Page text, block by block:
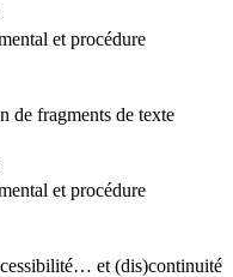
et procédure
de fragments de texte
et procédure
et (dis)continuité